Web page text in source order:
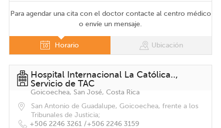
Para agendar una cita con el doctor contacte al centro médico
o envíe un mensaje.
Horario Ubicación
Hospital Internacional La Católica..,
Servicio de TAC
Goicoechea, San José, Costa Rica
San Antonio de Guadalupe, Goicoechea, frente a los
Tribunales de Justicia;
+506 2246 3261 /+506 2246 3159